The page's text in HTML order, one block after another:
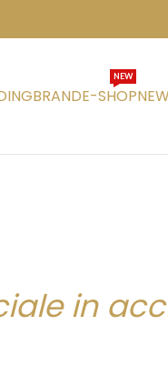
BRANDE-SHOP
NEW
in